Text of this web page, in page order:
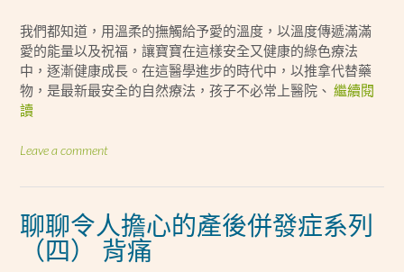
我們都知道，用溫柔的撫觸給予愛的溫度，以溫度傳遞滿滿
愛的能量以及祝福，讓寶寶在這樣安全又健康的綠色療法
中，逐漸健康成長。在這醫學進步的時代中，以推拿代替藥
物，是最新最安全的自然療法，孩子不必常上醫院、 繼續閱
讀
Leave a comment
聊聊令人擔心的產後併發症系列
（四） 背痛